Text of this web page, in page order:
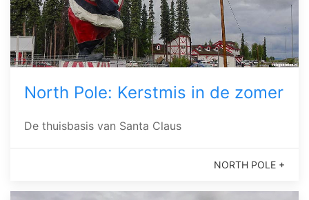
North Pole: Kerstmis in de zomer
De thuisbasis van Santa Claus
NORTH POLE +